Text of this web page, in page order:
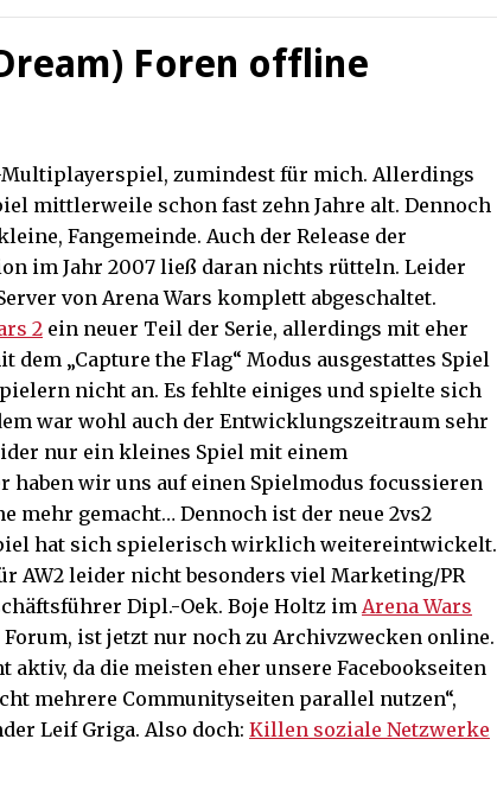
Foren offline
Multiplayerspiel, zumindest für mich. Allerdings
mittlerweile schon fast zehn Jahre alt. Dennoch
Fangemeinde. Auch der Release der
im Jahr 2007 ließ daran nichts rütteln. Leider
von Arena Wars komplett abgeschaltet.
2 ein neuer Teil der Serie, allerdings mit eher
dem „Capture the Flag“ Modus ausgestattes Spiel
nicht an. Es fehlte einiges und spielte sich
war wohl auch der Entwicklungszeitraum sehr
nur ein kleines Spiel mit einem
haben wir uns auf einen Spielmodus focussieren
mehr gemacht… Dennoch ist der neue 2vs2
hat sich spielerisch wirklich weitereintwickelt.
AW2 leider nicht besonders viel Marketing/PR
Dipl.-Oek. Boje Holtz im Arena Wars
Forum, ist jetzt nur noch zu Archivzwecken online.
da die meisten eher unsere Facebookseiten
mehrere Communityseiten parallel nutzen“,
Leif Griga. Also doch: Killen soziale Netzwerke